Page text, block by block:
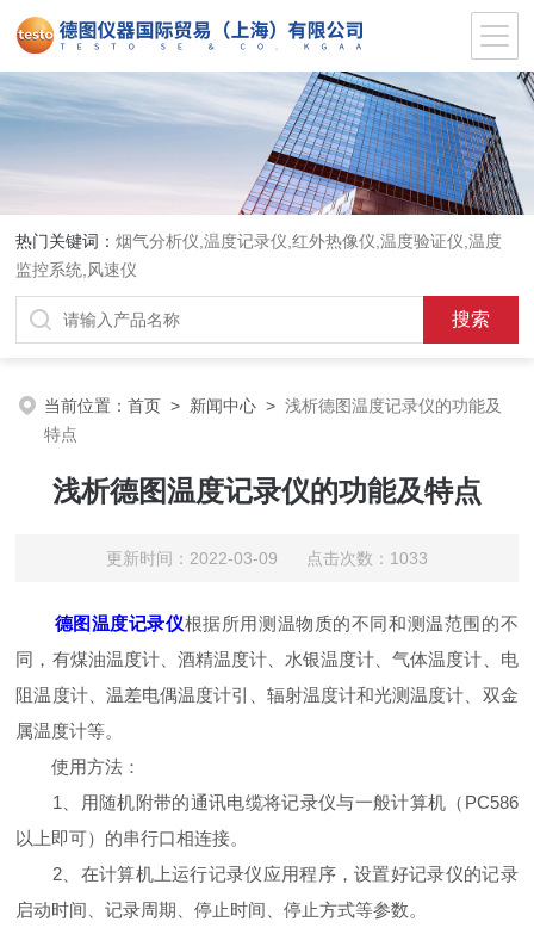
热门关键词：烟气分析仪,温度记录仪,红外热像仪,温度验证仪,温度
监控系统,风速仪
当前位置：首页 > 新闻中心 >浅析德图温度记录仪的功能及
特点
浅析德图温度记录仪的功能及特点
更新时间：2022-03-09 点击次数：1033
德图温度记录仪根据所用测温物质的不同和测温范围的不
同，有煤油温度计、酒精温度计、水银温度计、气体温度计、电
阻温度计、温差电偶温度计引、辐射温度计和光测温度计、双金
属温度计等。
使用方法：
1、用随机附带的通讯电缆将记录仪与一般计算机（PC586
以上即可）的串行口相连接。
2、在计算机上运行记录仪应用程序，设置好记录仪的记录
启动时间、记录周期、停止时间、停止方式等参数。